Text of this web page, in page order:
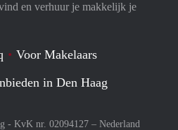
en verhuur je makkelijk je
Voor Makelaars
in Den Haag
- KvK nr. 02094127 – Nederland